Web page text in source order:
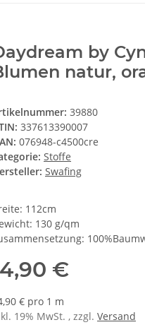
by
natur,
39880
337613390007
076948-c4500cre
Stoffe
Swafing
112cm
130 g/qm
€
€ pro 1 m
19% MwSt. , zzgl. Versand